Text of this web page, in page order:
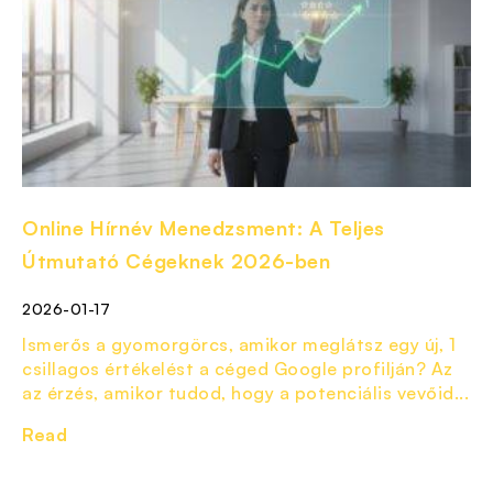
Online Hírnév Menedzsment: A Teljes
Útmutató Cégeknek 2026-ben
2026-01-17
Ismerős a gyomorgörcs, amikor meglátsz egy új, 1
csillagos értékelést a céged Google profilján? Az
az érzés, amikor tudod, hogy a potenciális vevőid...
Read